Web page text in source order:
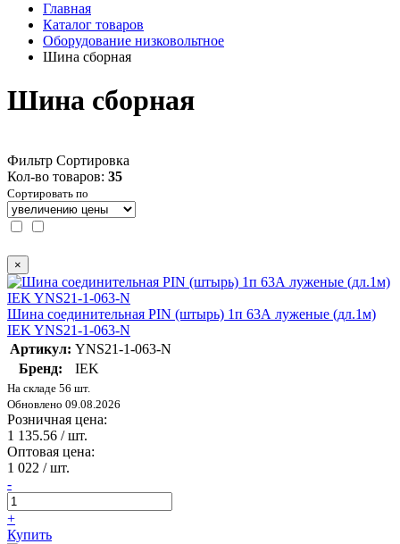
Главная
Каталог товаров
Оборудование низковольтное
Шина сборная
Шина сборная
Фильтр Сортировка
Кол-во товаров: 35
Сортировать по
×
Шина соединительная PIN (штырь) 1п 63А луженые (дл.1м)
IEK YNS21-1-063-N
Артикул: YNS21-1-063-N
Бренд:
IEK
На складе 56 шт.
Обновлено 09.08.2026
Розничная цена:
1 135.56 / шт.
Оптовая цена:
1 022 / шт.
-
+
Купить